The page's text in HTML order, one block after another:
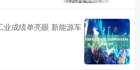
成绩单亮眼 新能源车